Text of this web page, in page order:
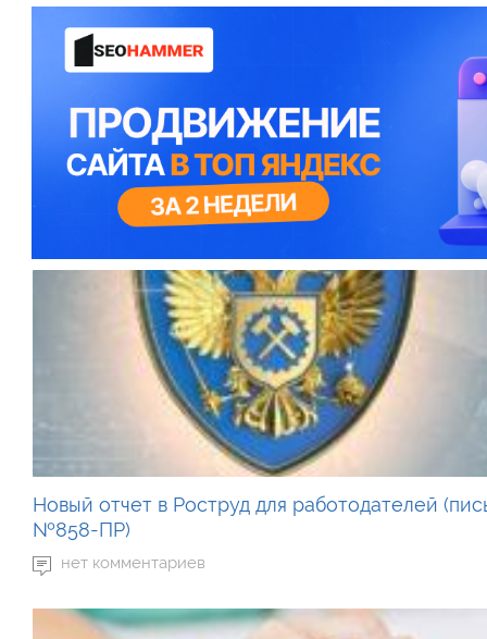
Новый отчет в Роструд для работодателей
№858-ПР)
нет комментариев